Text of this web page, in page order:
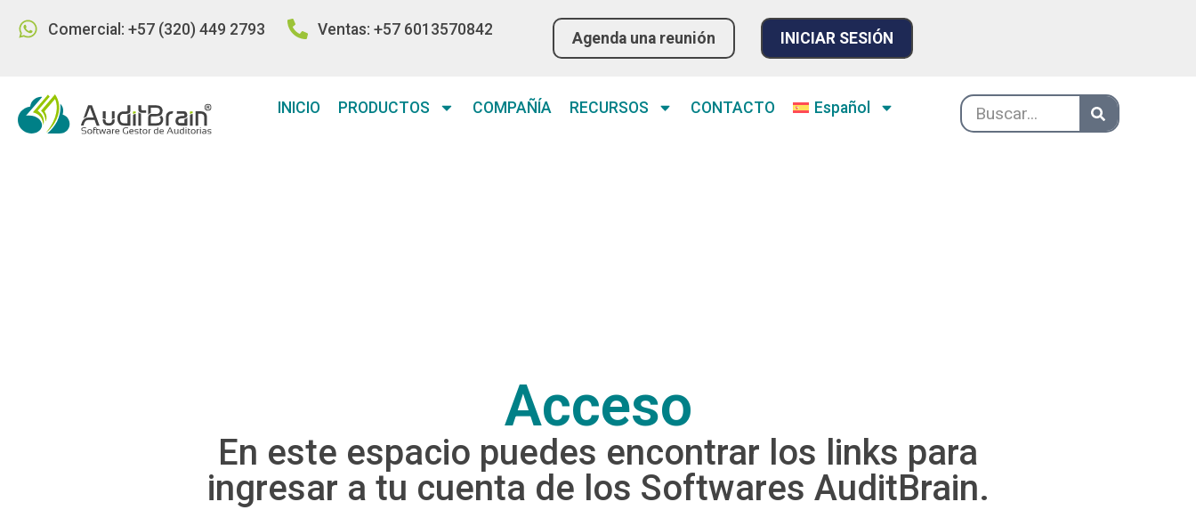
Comercial: +57 (320) 449 2793 Ventas: +57 6013570842 Agenda una reunión INICIAR SESIÓN
INICIO PRODUCTOS COMPAÑÍA RECURSOS CONTACTO Español
Acceso
En este espacio puedes encontrar los links para
ingresar a tu cuenta de los Softwares AuditBrain.